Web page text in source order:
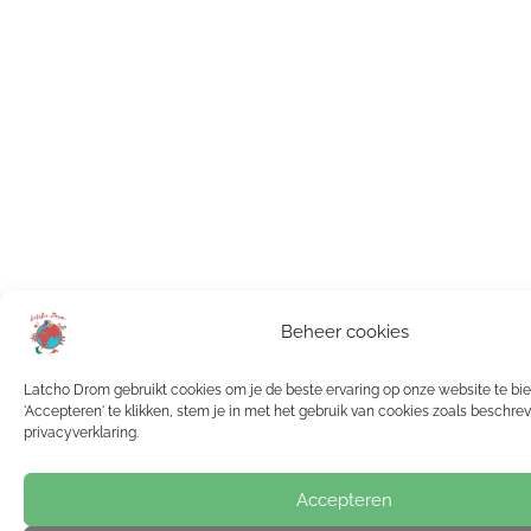
Beheer cookies
Latcho Drom gebruikt cookies om je de beste ervaring op onze website te
'Accepteren' te klikken, stem je in met het gebruik van cookies zoals
privacyverklaring.
Accepteren